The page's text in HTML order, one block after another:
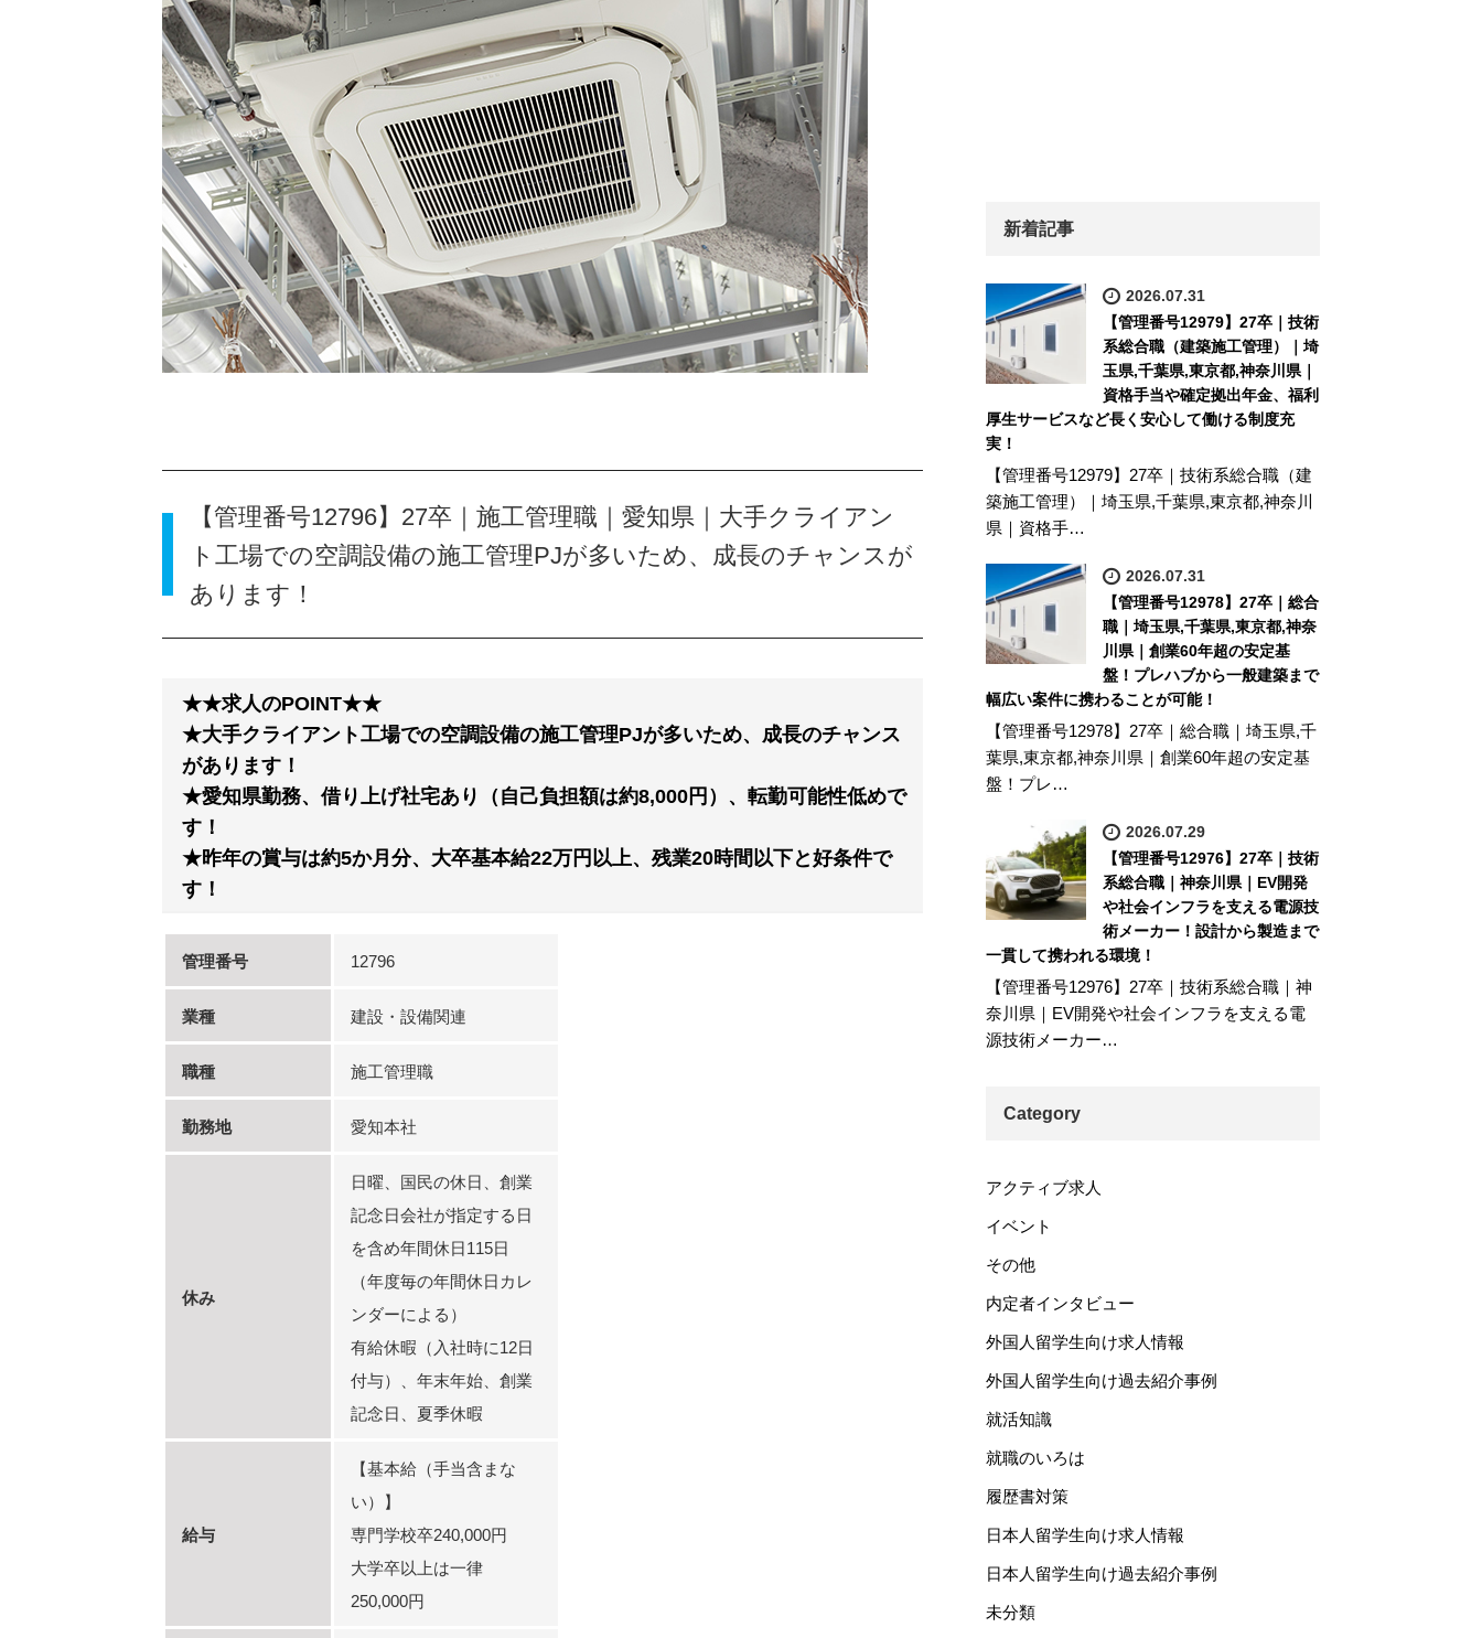
【管理番号12796】27卒｜施工管理職｜愛知県｜大手クライアン
ト工場での空調設備の施工管理PJが多いため、成長のチャンスが
あります！
★★求人のPOINT★★
★大手クライアント工場での空調設備の施工管理PJが多いため、成長のチャンス
があります！
★愛知県勤務、借り上げ社宅あり（自己負担額は約8,000円）、転勤可能性低めで
す！
★昨年の賞与は約5か月分、大卒基本給22万円以上、残業20時間以下と好条件で
す！
管理番号 12796
業種 建設・設備関連
職種 施工管理職
勤務地 愛知本社
休み
日曜、国民の休日、創業
記念日会社が指定する日
を含め年間休日115日
（年度毎の年間休日カレ
ンダーによる）
有給休暇（入社時に12日
付与）、年末年始、創業
記念日、夏季休暇
給与
【基本給（手当含まな
い）】
専門学校卒240,000円
大学卒以上は一律
250,000円
新着記事
2026.07.31
【管理番号12979】27卒｜技術
系総合職（建築施工管理）｜埼
玉県,千葉県,東京都,神奈川県｜
資格手当や確定拠出年金、福利
厚生サービスなど長く安心して働ける制度充
実！
【管理番号12979】27卒｜技術系総合職（建
築施工管理）｜埼玉県,千葉県,東京都,神奈川
県｜資格手…
2026.07.31
【管理番号12978】27卒｜総合
職｜埼玉県,千葉県,東京都,神奈
川県｜創業60年超の安定基
盤！プレハブから一般建築まで
幅広い案件に携わることが可能！
【管理番号12978】27卒｜総合職｜埼玉県,千
葉県,東京都,神奈川県｜創業60年超の安定基
盤！プレ…
2026.07.29
【管理番号12976】27卒｜技術
系総合職｜神奈川県｜EV開発
や社会インフラを支える電源技
術メーカー！設計から製造まで
一貫して携われる環境！
【管理番号12976】27卒｜技術系総合職｜神
奈川県｜EV開発や社会インフラを支える電
源技術メーカー…
Category
アクティブ求人
イベント
その他
内定者インタビュー
外国人留学生向け求人情報
外国人留学生向け過去紹介事例
就活知識
就職のいろは
履歴書対策
日本人留学生向け求人情報
日本人留学生向け過去紹介事例
未分類